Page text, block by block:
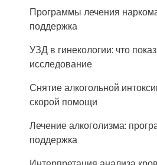
Программы лечения
поддержка
УЗД в гинекологии: что
исследование
Снятие алкогольной
скорой помощи
Лечение алкоголизма:
поддержка